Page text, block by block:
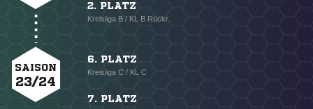
2. PLATZ
Kreisliga B / KL B Rückr.
SAISON
23/24
6. PLATZ
Kreisliga C / KL C
7. PLATZ